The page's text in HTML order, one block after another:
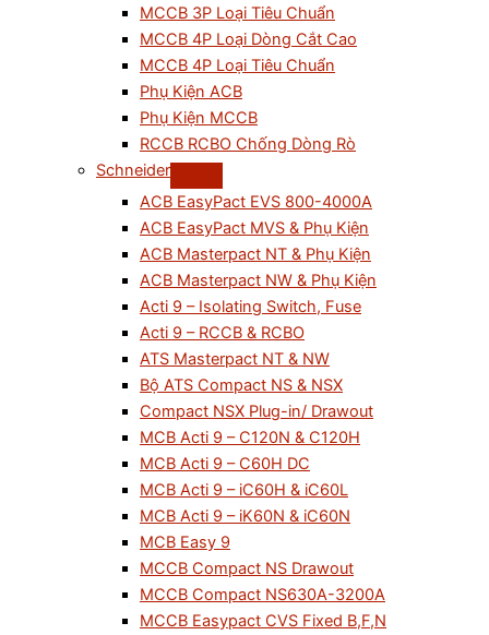
MCCB 3P Loại Tiêu Chuẩn
MCCB 4P Loại Dòng Cắt Cao
MCCB 4P Loại Tiêu Chuẩn
Phụ Kiện ACB
Phụ Kiện MCCB
RCCB RCBO Chống Dòng Rò
Schneider
ACB EasyPact EVS 800-4000A
ACB EasyPact MVS & Phụ Kiện
ACB Masterpact NT & Phụ Kiện
ACB Masterpact NW & Phụ Kiện
Acti 9 – Isolating Switch, Fuse
Acti 9 – RCCB & RCBO
ATS Masterpact NT & NW
Bộ ATS Compact NS & NSX
Compact NSX Plug-in/ Drawout
MCB Acti 9 – C120N & C120H
MCB Acti 9 – C60H DC
MCB Acti 9 – iC60H & iC60L
MCB Acti 9 – iK60N & iC60N
MCB Easy 9
MCCB Compact NS Drawout
MCCB Compact NS630A-3200A
MCCB Easypact CVS Fixed B,F,N